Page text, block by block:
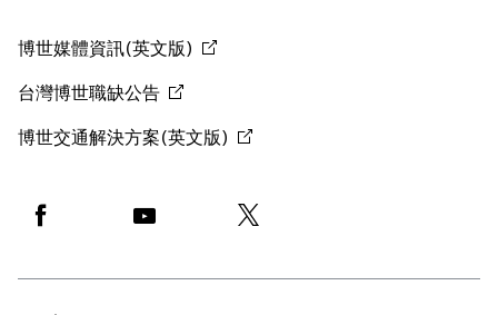
博世媒體資訊(英文版)
台灣博世職缺公告
博世交通解決方案(英文版)